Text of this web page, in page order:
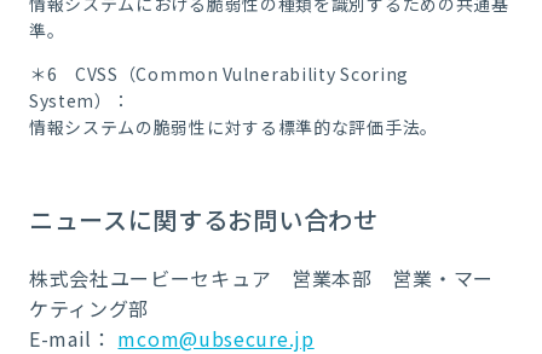
準。
＊6 CVSS（Common Vulnerability Scoring
System）：
情報システムの脆弱性に対する標準的な評価手法。
ニュースに関するお問い合わせ
株式会社ユービーセキュア 営業本部 営業・マー
ケティング部
E-mail： mcom@ubsecure.jp